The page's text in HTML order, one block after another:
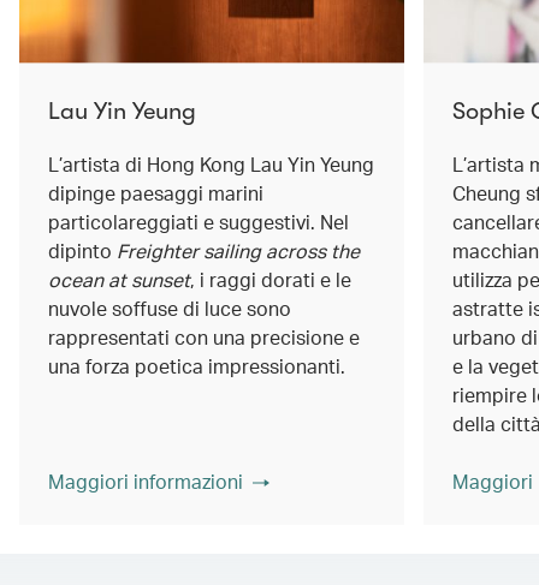
Lau Yin Yeung
L’artista di Hong Kong Lau Yin Yeung
dipinge paesaggi marini
particolareggiati e suggestivi. Nel
dipinto Freighter sailing across the
ocean at sunset, i raggi dorati e le
nuvole soffuse di luce sono
rappresentati con una precisione e
una forza poetica impressionanti.
Maggiori informazioni
Sophie
L’artista
Cheung
utilizza
astratte
urbano
e la
riempire
della
Maggiori